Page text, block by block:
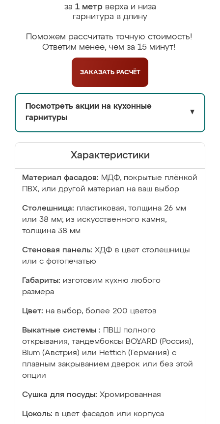
за 1 метрверха и низа
гарнитура в длину
Поможем рассчитать точную стоимость!
Ответим менее, чем за 15 минут!
ЗАКАЗАТЬ РАСЧЁТ
Посмотреть акции на кухонные
гарнитуры
▼
Характеристики
Материал фасадов: МДФ, покрытые плёнкой
ПВХ, или другой материал на ваш выбор
Столешница: пластиковая, толщина 26 мм
или 38 мм; из искусственного камня,
толщина 38 мм
Стеновая панель: ХДФ в цвет столешницы
или с фотопечатью
Габариты: изготовим кухню любого
размера
Цвет: на выбор, более 200 цветов
Выкатные системы :
ПВШ полного
открывания, тандембоксы BOYARD (Россия),
Blum (Австрия) или Hettich (Германия) с
плавным закрыванием дверок или без этой
опции
Сушка для посуды: Хромированная
Цоколь: в цвет фасадов или корпуса